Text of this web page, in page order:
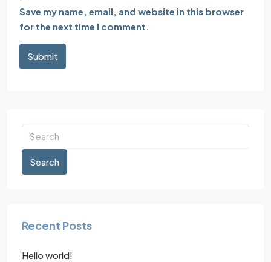
Save my name, email, and website in this browser
for the next time I comment.
Submit
Search
Recent Posts
Hello world!